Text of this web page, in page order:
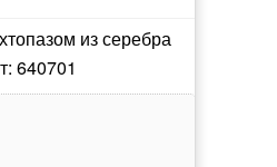
из серебра
640701